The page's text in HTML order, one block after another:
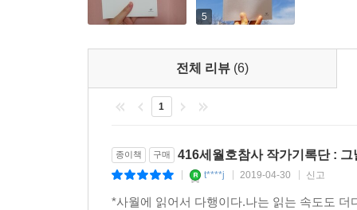
친지로부터도 외면을 경험한 유가족들이 곁에
감동적으로 다가온다. 5?18, 천안함 사건, 대구지
정치적 주체로 각성하는 장면에서 고통 속에서도
6장 ‘시간의 숨결’은 세월호가 점차 사람들의 기
마음을 담았다. 불안과 기대로 진동하는 유가족
과제는 무엇인지 되묻게 한다.
한국사회의 심연과 균열을 목도한 유가족, 이들의
5
전체 리뷰 (6)
1
종이책 구매 416세월호참사 작가기록단 :
t****j 2019-04-30 신고
*사월에 읽어서 다행이다.나는 읽는 속도도